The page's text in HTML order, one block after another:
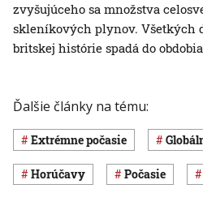
zvyšujúceho sa množstva
skleníkových plynov. Všetkých
britskej histórie spadá do
Ďalšie články na tému:
extrémne počasie
horúčavy Počasie